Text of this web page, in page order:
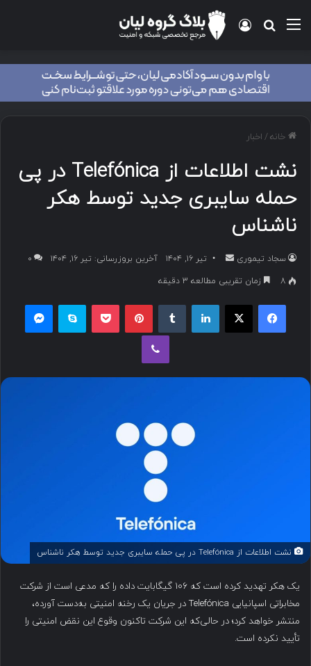
منو جستجو برای
ورود
خانه/ اخبار
نشت اطلاعات از Telefónica در پی
حمله سایبری جدید توسط هکر
ناشناس
سجاد تیموری
ا
ا
تیر ۱۶, ۱۴۰۴ آخرین بروزرسانی: تیر ۱۶, ۱۴۰۴
۰
8
زمان تقریبی مطالعه 3 دقیقه
فیسبوک ایکس لینکداین پینتریست پاکت اسکایپ
وایبر
نشت اطلاعات از Telefónica در پی حمله سایبری جدید توسط هکر ناشناس
یک هکر تهدید کرده است که ۱۰۶ گیگابایت داده را که مدعی است از شرکت
مخابراتی اسپانیایی Telefónica در جریان یک رخنه امنیتی به‌دست آورده،
منتشر خواهد کرد؛ در حالی‌که این شرکت تاکنون وقوع این نقض امنیتی را
تأیید نکرده است.